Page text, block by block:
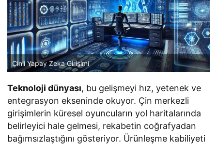
Çinli Yapay Zeka Girişimi
Teknoloji dünyası, bu gelişmeyi hız, yetenek ve
entegrasyon ekseninde okuyor. Çin merkezli
girişimlerin küresel oyuncuların yol haritalarında
belirleyici hale gelmesi, rekabetin coğrafyadan
bağımsızlaştığını gösteriyor. Ürünleşme kabiliyeti